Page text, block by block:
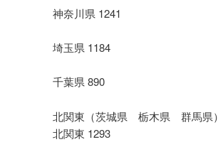
神奈川県 1241
埼玉県 1184
千葉県 890
北関東（茨城県 栃木県 群馬県）
北関東 1293